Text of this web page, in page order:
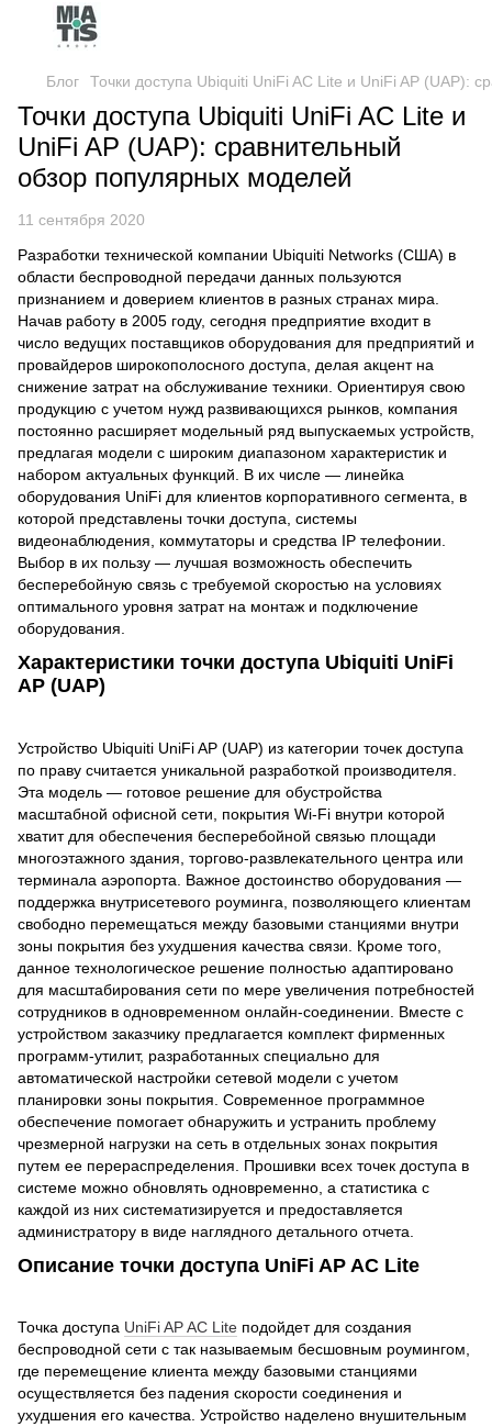
Блог Точки доступа Ubiquiti UniFi AC Lite и UniFi AP (UAP):
Точки доступа Ubiquiti UniFi AC Lite и
UniFi AP (UAP): сравнительный
обзор популярных моделей
11 сентября 2020
Разработки технической компании Ubiquiti Networks (США) в
области беспроводной передачи данных пользуются
признанием и доверием клиентов в разных странах мира.
Начав работу в 2005 году, сегодня предприятие входит в
число ведущих поставщиков оборудования для предприятий и
провайдеров широкополосного доступа, делая акцент на
снижение затрат на обслуживание техники. Ориентируя свою
продукцию с учетом нужд развивающихся рынков, компания
постоянно расширяет модельный ряд выпускаемых устройств,
предлагая модели с широким диапазоном характеристик и
набором актуальных функций. В их числе — линейка
оборудования UniFi для клиентов корпоративного сегмента, в
которой представлены точки доступа, системы
видеонаблюдения, коммутаторы и средства IP телефонии.
Выбор в их пользу — лучшая возможность обеспечить
бесперебойную связь с требуемой скоростью на условиях
оптимального уровня затрат на монтаж и подключение
оборудования.
Характеристики точки доступа Ubiquiti UniFi
AP (UAP)
Устройство Ubiquiti UniFi AP (UAP) из категории точек доступа
по праву считается уникальной разработкой производителя.
Эта модель — готовое решение для обустройства
масштабной офисной сети, покрытия Wi-Fi внутри которой
хватит для обеспечения бесперебойной связью площади
многоэтажного здания, торгово-развлекательного центра или
терминала аэропорта. Важное достоинство оборудования —
поддержка внутрисетевого роуминга, позволяющего клиентам
свободно перемещаться между базовыми станциями внутри
зоны покрытия без ухудшения качества связи. Кроме того,
данное технологическое решение полностью адаптировано
для масштабирования сети по мере увеличения потребностей
сотрудников в одновременном онлайн-соединении. Вместе с
устройством заказчику предлагается комплект фирменных
программ-утилит, разработанных специально для
автоматической настройки сетевой модели с учетом
планировки зоны покрытия. Современное программное
обеспечение помогает обнаружить и устранить проблему
чрезмерной нагрузки на сеть в отдельных зонах покрытия
путем ее перераспределения. Прошивки всех точек доступа в
системе можно обновлять одновременно, а статистика с
каждой из них систематизируется и предоставляется
администратору в виде наглядного детального отчета.
Описание точки доступа UniFi AP AC Lite
Точка доступа UniFi AP AC Lite подойдет для создания
беспроводной сети с так называемым бесшовным роумингом,
где перемещение клиента между базовыми станциями
осуществляется без падения скорости соединения и
ухудшения его качества. Устройство наделено внушительным